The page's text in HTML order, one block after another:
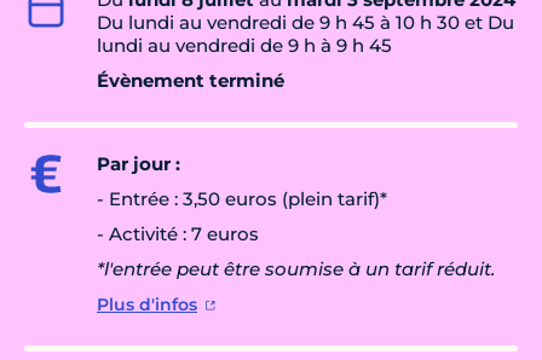
Du lundi au vendredi de 9 h 45 à 10 h 30 et Du
lundi au vendredi de 9 h à 9 h 45
Évènement terminé
Par jour :
- Entrée : 3,50 euros (plein tarif)*
- Activité : 7 euros
*l'entrée peut être soumise à un tarif réduit.
Plus d'infos